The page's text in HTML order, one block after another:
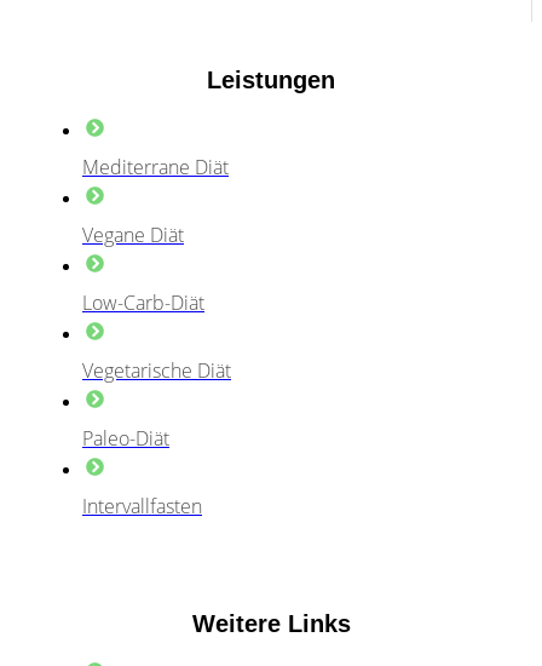
Leistungen
Mediterrane Diät
Vegane Diät
Low-Carb-Diät
Vegetarische Diät
Paleo-Diät
Intervallfasten
Weitere Links